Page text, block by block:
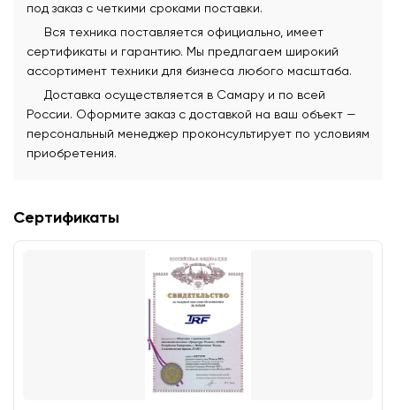
под заказ с четкими сроками поставки.
Вся техника поставляется официально, имеет
сертификаты и гарантию. Мы предлагаем широкий
ассортимент техники для бизнеса любого масштаба.
Доставка осуществляется в Самару и по всей
России. Оформите заказ с доставкой на ваш объект —
персональный менеджер проконсультирует по условиям
приобретения.
Сертификаты